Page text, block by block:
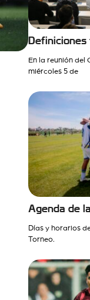
En la reunión del
miércoles 5 de
Agenda de
Días y horarios
Torneo.